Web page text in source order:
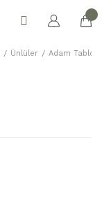
Ünlüler Adam Tablo